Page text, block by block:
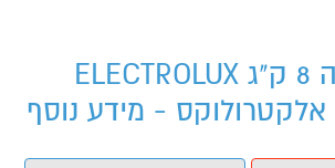
מכונת כביסה 8 ק"ג ELECTROLUX